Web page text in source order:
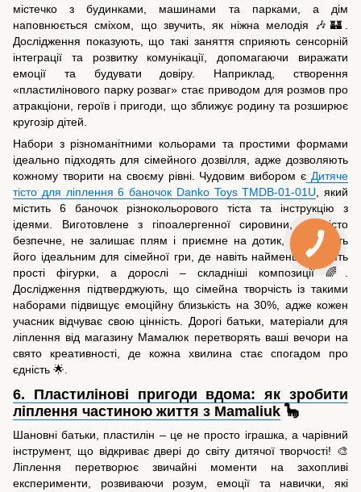
містечко з будинками, машинами та парками, а дім
наповнюється сміхом, що звучить, як ніжна мелодія 🎶🏰.
Дослідження показують, що такі заняття сприяють сенсорній
інтеграції та розвитку комунікації, допомагаючи виражати
емоції та будувати довіру. Наприклад, створення
«пластилінового парку розваг» стає приводом для розмов про
атракціони, героїв і пригоди, що зближує родину та розширює
кругозір дітей.
Набори з різноманітними кольорами та простими формами
ідеально підходять для сімейного дозвілля, адже дозволяють
кожному творити на своєму рівні. Чудовим вибором є Дитяче
тісто для ліплення 6 баночок Danko Toys TMDB-01-01U , який
містить 6 баночок різнокольорового тіста та інструкцію з
ідеями. Виготовлене з гіпоалергенної сировини, це тісто
безпечне, не залишає плям і приємне на дотик, що робить
його ідеальним для сімейної гри, де навіть найменші творять
прості фігурки, а дорослі – складніші композиції 🌈.
Дослідження підтверджують, що сімейна творчість із такими
наборами підвищує емоційну близькість на 30%, адже кожен
учасник відчуває свою цінність. Дорогі батьки, матеріали для
ліплення від магазину Мамалюк перетворять ваші вечори на
свято креативності, де кожна хвилина стає спогадом про
єдність 🌟.
6. Пластилінові пригоди вдома: як зробити
ліплення частиною життя з Mamaliuk 🦕
Шановні батьки, пластилін – це не просто іграшка, а чарівний
інструмент, що відкриває двері до світу дитячої творчості! 🎨
Ліплення перетворює звичайні моменти на захопливі
експерименти, розвиваючи розум, емоції та навички, які